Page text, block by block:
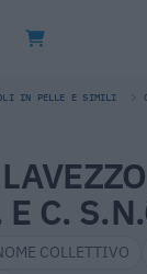
IN PELLE E SIMILI
E C.
COLLETTIVO